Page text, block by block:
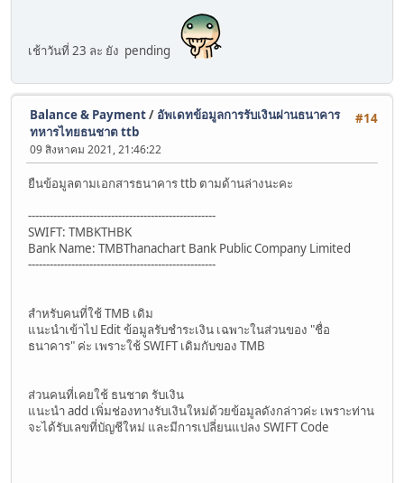
เช้าวันที่ 23 ละ ยัง pending
#14
Balance & Payment/ อัพเดทข้อมูลการรับเงินผ่านธนาคาร
ทหารไทยธนชาต ttb
09 สิงหาคม 2021, 21:46:22
ยืนข้อมูลตามเอกสารธนาคาร ttb ตามด้านล่างนะคะ
----------------------------------------------------
SWIFT: TMBKTHBK
Bank Name: TMBThanachart Bank Public Company Limited
----------------------------------------------------
สำหรับคนที่ใช้ TMB เดิม
แนะนำเข้าไป Edit ข้อมูลรับชำระเงิน เฉพาะในส่วนของ "ชื่อ
ธนาคาร" ค่ะ เพราะใช้ SWIFT เดิมกับของ TMB
ส่วนคนที่เคยใช้ ธนชาต รับเงิน
แนะนำ add เพิ่มช่องทางรับเงินใหม่ด้วยข้อมูลดังกล่าวค่ะ เพราะท่าน
จะได้รับเลขที่บัญชีใหม่ และมีการเปลี่ยนแปลง SWIFT Code